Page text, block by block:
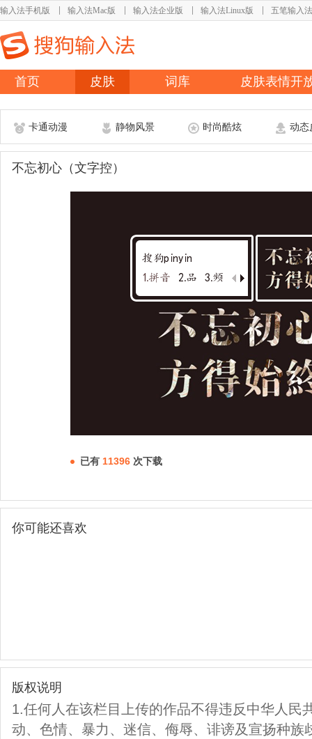
输入法手机版 输入法Mac版 输入法企业版 输入法Linux版 五笔输入法
首页 皮肤 词库 皮肤表情开
卡通动漫 静物风景 时尚酷炫 动态
不忘初心（文字控）
已有 11396 次下载
你可能还喜欢
版权说明
1.任何人在该栏目上传的作品不得违反中华人民
动、色情、暴力、迷信、侮辱、诽谤及宣扬种族